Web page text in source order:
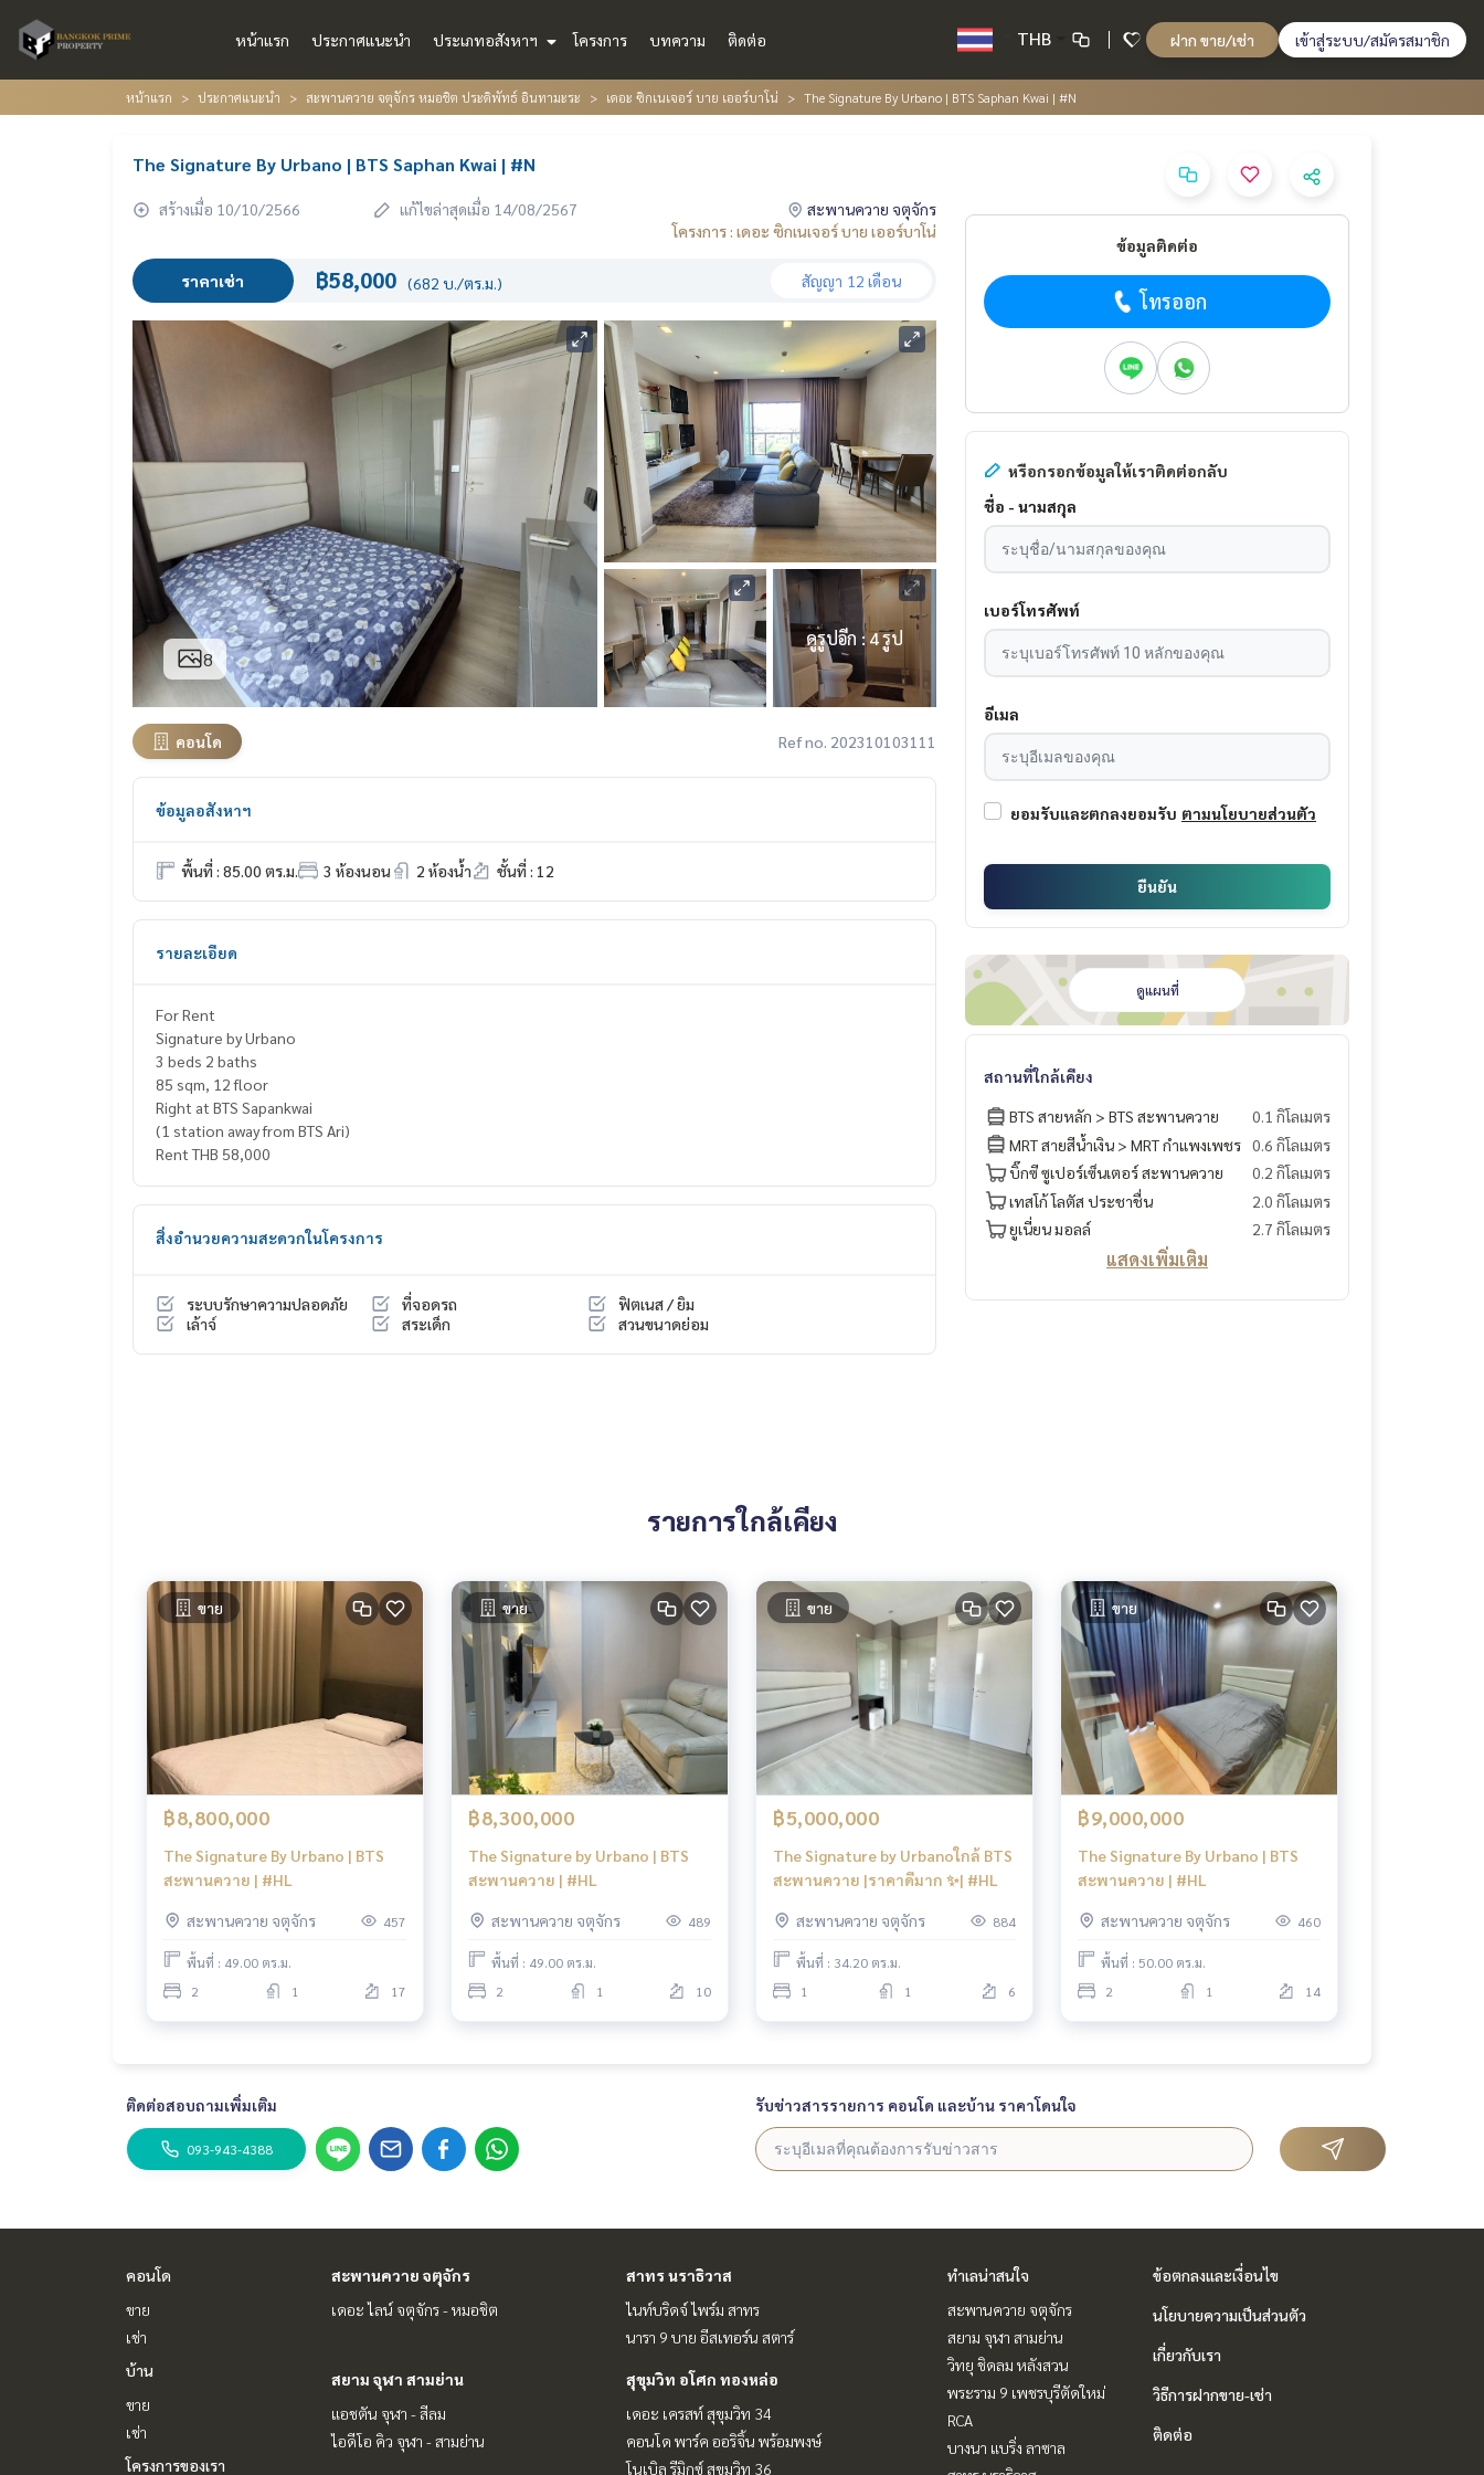
หน้าแรก ประกาศแนะนำ ประเภทอสังหาฯ โครงการ บทความ ติดต่อ THB ฝาก ขาย/เช่า เข้าสู่ระบบ/สมัครสมาชิก
หน้าแรก ประกาศแนะนำ สะพานควาย จตุจักร หมอชิต ประดิพัทธ์ อินทามะระ เดอะ ซิกเนเจอร์ บาย เออร์บาโน่ The Signature By Urbano | BTS Saphan Kwai | #N
The Signature By Urbano | BTS Saphan Kwai | #N
สร้างเมื่อ 10/10/2566 แก้ไขล่าสุดเมื่อ 14/08/2567
สะพานควาย จตุจักร
โครงการ : เดอะ ซิกเนเจอร์ บาย เออร์บาโน่
ราคาเช่า ฿58,000 (682 บ./ตร.ม.) สัญญา 12 เดือน
8
ดูรูปอีก : 4 รูป
คอนโด Ref no. 202310103111
ข้อมูลอสังหาฯ
พื้นที่ : 85.00 ตร.ม. 3 ห้องนอน 2 ห้องน้ำ ชั้นที่ : 12
รายละเอียด
For Rent
Signature by Urbano
3 beds 2 baths
85 sqm, 12 floor
Right at BTS Sapankwai
(1 station away from BTS Ari)
Rent THB 58,000
สิ่งอำนวยความสะดวกในโครงการ
ระบบรักษาความปลอดภัย ที่จอดรถ
ฟิตเนส / ยิม
เล้าจ์
สระเด็ก สวนขนาดย่อม
ข้อมูลติดต่อ
โทรออก
หรือกรอกข้อมูลให้เราติดต่อกลับ
ชื่อ - นามสกุล
เบอร์โทรศัพท์
อีเมล
ยอมรับและตกลงยอมรับ ตามนโยบายส่วนตัว
ยืนยัน
ดูแผนที่
สถานที่ใกล้เคียง
BTS สายหลัก > BTS สะพานควาย
0.1 กิโลเมตร
MRT สายสีน้ำเงิน > MRT กำแพงเพชร 0.6 กิโลเมตร
บิ๊กซี ซูเปอร์เซ็นเตอร์ สะพานควาย
0.2 กิโลเมตร
เทสโก้ โลตัส ประชาชื่น
2.0 กิโลเมตร
ยูเนี่ยน มอลล์
2.7 กิโลเมตร
แสดงเพิ่มเติม
รายการใกล้เคียง
ขาย
฿8,800,000
The Signature By Urbano | BTS
สะพานควาย | #HL
สะพานควาย จตุจักร 457
พื้นที่ : 49.00 ตร.ม.
2
1 17
ขาย
฿8,300,000
The Signature by Urbano | BTS
สะพานควาย | #HL
สะพานควาย จตุจักร 489
พื้นที่ : 49.00 ตร.ม.
2
1 10
ขาย
฿5,000,000
The Signature by Urbanoใกล้ BTS
สะพานควาย |ราคาดีมาก ✨| #HL
สะพานควาย จตุจักร 884
พื้นที่ : 34.20 ตร.ม.
1
1 6
ขาย
฿9,000,000
The Signature By Urbano | BTS
สะพานควาย | #HL
สะพานควาย จตุจักร 460
พื้นที่ : 50.00 ตร.ม.
2
1 14
ติดต่อสอบถามเพิ่มเติม
093-943-4388
รับข่าวสารรายการ คอนโด และบ้าน ราคาโดนใจ
คอนโด
ขาย
เช่า
บ้าน
ขาย
เช่า
โครงการของเรา
สะพานควาย จตุจักร
เดอะ ไลน์ จตุจักร - หมอชิต
สาทร นราธิวาส
ไนท์บริดจ์ ไพร์ม สาทร
นารา 9 บาย อีสเทอร์น สตาร์
สยาม จุฬา สามย่าน
แอชตัน จุฬา - สีลม
ไอดีโอ คิว จุฬา - สามย่าน
สุขุมวิท อโศก ทองหล่อ
เดอะ เครสท์ สุขุมวิท 34
คอนโด พาร์ค ออริจิ้น พร้อมพงษ์
โนเบิล รีมิกซ์ สุขุมวิท 36
ทำเลน่าสนใจ
สะพานควาย จตุจักร
สยาม จุฬา สามย่าน
วิทยุ ชิดลม หลังสวน
พระราม 9 เพชรบุรีตัดใหม่
RCA
บางนา แบริ่ง ลาซาล
ข้อตกลงและเงื่อนไข
นโยบายความเป็นส่วนตัว
เกี่ยวกับเรา
วิธีการฝากขาย-เช่า
ติดต่อ